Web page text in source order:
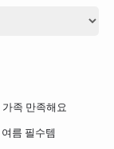
족 만족해요
름 필수템